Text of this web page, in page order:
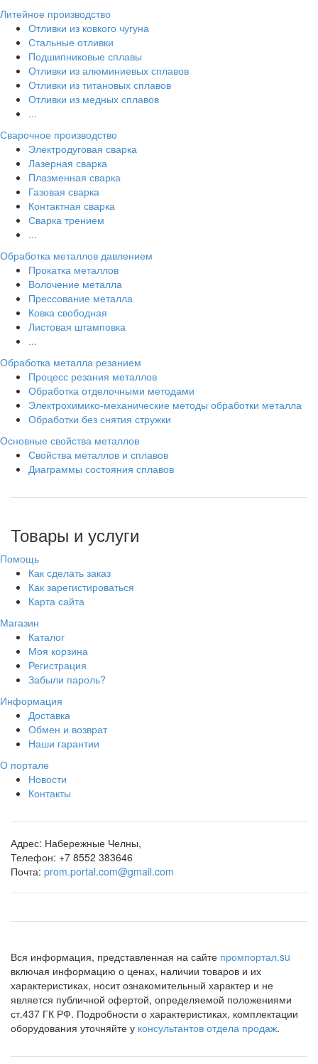
Литейное производство
Отливки из ковкого чугуна
Стальные отливки
Подшипниковые сплавы
Отливки из алюминиевых сплавов
Отливки из титановых сплавов
Отливки из медных сплавов
...
Сварочное производство
Электродуговая сварка
Лазерная сварка
Плазменная сварка
Газовая сварка
Контактная сварка
Сварка трением
...
Обработка металлов давлением
Прокатка металлов
Волочение металла
Прессование металла
Ковка свободная
Листовая штамповка
...
Обработка металла резанием
Процесс резания металлов
Обработка отделочными методами
Электрохимико-механические методы обработки металла
Обработки без снятия стружки
Основные свойства металлов
Свойства металлов и сплавов
Диаграммы состояния сплавов
Товары и услуги
Помощь
Как сделать заказ
Как зарегистироваться
Карта сайта
Магазин
Каталог
Моя корзина
Регистрация
Забыли пароль?
Информация
Доставка
Обмен и возврат
Наши гарантии
О портале
Новости
Контакты
Адрес: Набережные Челны,
Телефон: +7 8552 383646
Почта: prom.portal.com@gmail.com
Вся информация, представленная на сайте промпортал.su
включая информацию о ценах, наличии товаров и их
характеристиках, носит ознакомительный характер и не
является публичной офертой, определяемой положениями
ст.437 ГК РФ. Подробности о характеристиках, комплектации
оборудования уточняйте у консультантов отдела продаж.